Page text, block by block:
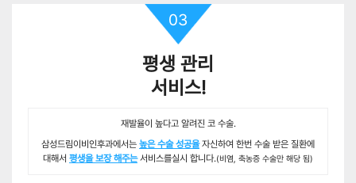
03
평생 관리
서비스!
재발율이 높다고 알려진 코 수술.
삼성드림이비인후과에서는 높은 수술 성공율자신하여 한번 수술 받은 질환에
대해서 평생을 보장 해주는서비스를실시 합니다.(비염, 축농증 수술만 해당 됨)